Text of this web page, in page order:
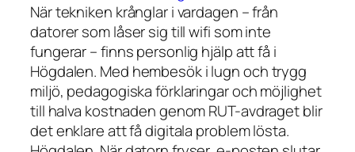
När tekniken krånglar i vardagen – från
datorer som låser sig till wifi som inte
fungerar – finns personlig hjälp att få i
Högdalen. Med hembesök i lugn och trygg
miljö, pedagogiska förklaringar och möjlighet
till halva kostnaden genom RUT-avdraget blir
det enklare att få digitala problem lösta.